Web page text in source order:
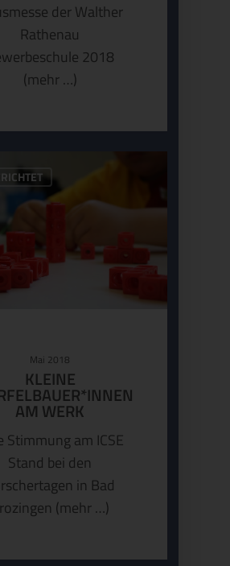
der Walther
Rathenau
2018
(mehr …)
Mai 2018
KLEINE
AM WERK
Stimmung am ICSE
Stand bei den
in Bad
(mehr …)